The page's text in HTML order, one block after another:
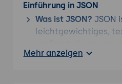
Einführung in JSON
Was ist JSON? JSON
leichtgewichtiges,
Es wird häufig in Web-
Mehr anzeigen